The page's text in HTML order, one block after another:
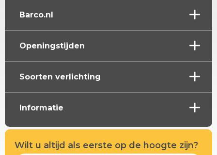
Barco.nl
Openingstijden
Soorten verlichting
Informatie
Wilt u altijd als eerste op de hoogte zijn?